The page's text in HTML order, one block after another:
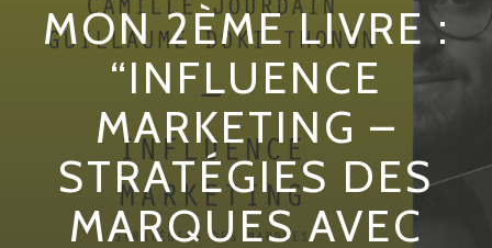
MON 2ÈME LIVRE :
“INFLUENCE
MARKETING –
STRATÉGIES DES
MARQUES AVEC